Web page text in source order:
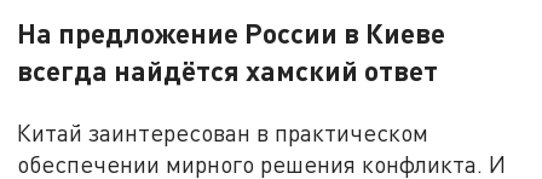
На предложение России в Киеве
всегда найдётся хамский ответ
Китай заинтересован в практическом
обеспечении мирного решения конфликта. И